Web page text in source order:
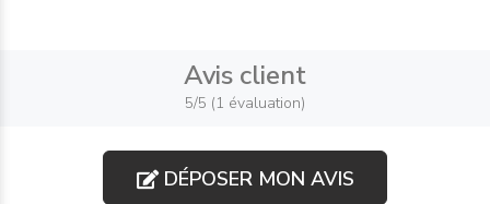
Avis client
5/5 (1 évaluation)
DÉPOSER MON AVIS